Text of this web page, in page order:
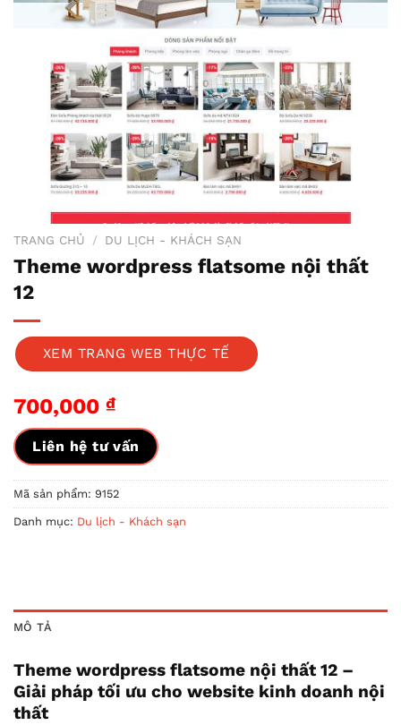
TRANG CHỦ / DU LỊCH - KHÁCH SẠN
Theme wordpress flatsome nội thất
12
XEM TRANG WEB THỰC TẾ
700,000 ₫
Liên hệ tư vấn
Mã sản phẩm: 9152
Danh mục: Du lịch - Khách sạn
MÔ TẢ
Theme wordpress flatsome nội thất 12 –
Giải pháp tối ưu cho website kinh doanh nội
thất